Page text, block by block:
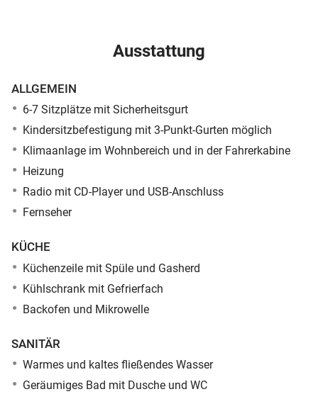
Ausstattung
ALLGEMEIN
6-7 Sitzplätze mit Sicherheitsgurt
Kindersitzbefestigung mit 3-Punkt-Gurten möglich
Klimaanlage im Wohnbereich und in der Fahrerkabine
Heizung
Radio mit CD-Player und USB-Anschluss
Fernseher
KÜCHE
Küchenzeile mit Spüle und Gasherd
Kühlschrank mit Gefrierfach
Backofen und Mikrowelle
SANITÄR
Warmes und kaltes fließendes Wasser
Geräumiges Bad mit Dusche und WC